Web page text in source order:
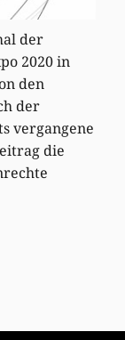
der
2020 in
den
der
vergangene
die